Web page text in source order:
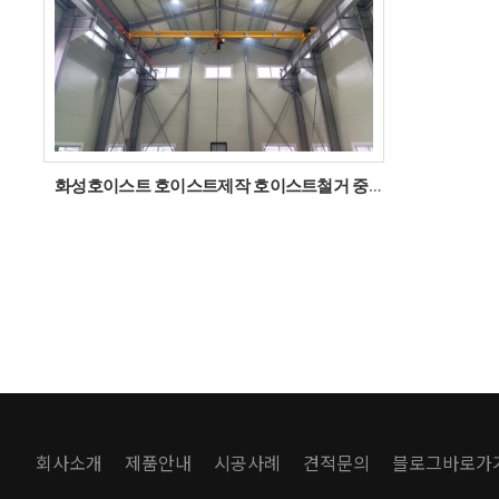
화성호이스트 호이스트제작 호이스트철거 중고호이스트
회사소개 제품안내 시공사례 견적문의 블로그바로가